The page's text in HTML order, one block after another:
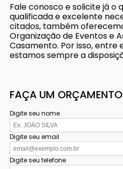
Fale conosco e solicite já o
qualificada e excelente
citados, também
Organização de Eventos e
Casamento. Por isso,
estamos sempre a
FAÇA UM ORÇAMENTO
Digite seu nome
Digite seu email
Digite seu telefone